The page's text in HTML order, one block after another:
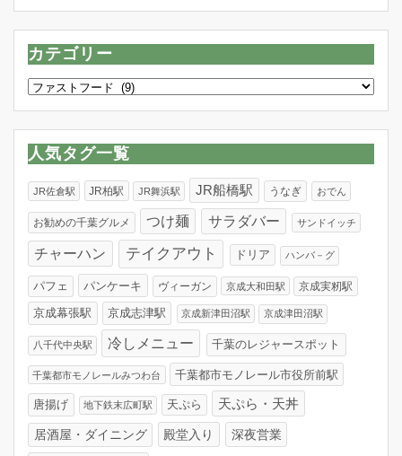
カテゴリー
カ
リ
ー
人気タグ一覧
JR佐倉駅 JR柏駅 JR舞浜駅 JR船橋駅 うなぎ おでん
お勧めの千葉グルメ つけ麺 サラダバー サンドイッチ
チャーハン テイクアウト ドリア ハンバ－グ
パフェ パンケーキ ヴィーガン 京成大和田駅 京成実籾駅
京成幕張駅 京成志津駅 京成新津田沼駅 京成津田沼駅
八千代中央駅 冷しメニュー 千葉のレジャースポット
千葉都市モノレールみつわ台 千葉都市モノレール市役所前駅
唐揚げ 地下鉄末広町駅 天ぷら 天ぷら・天丼
居酒屋・ダイニング 殿堂入り 深夜営業